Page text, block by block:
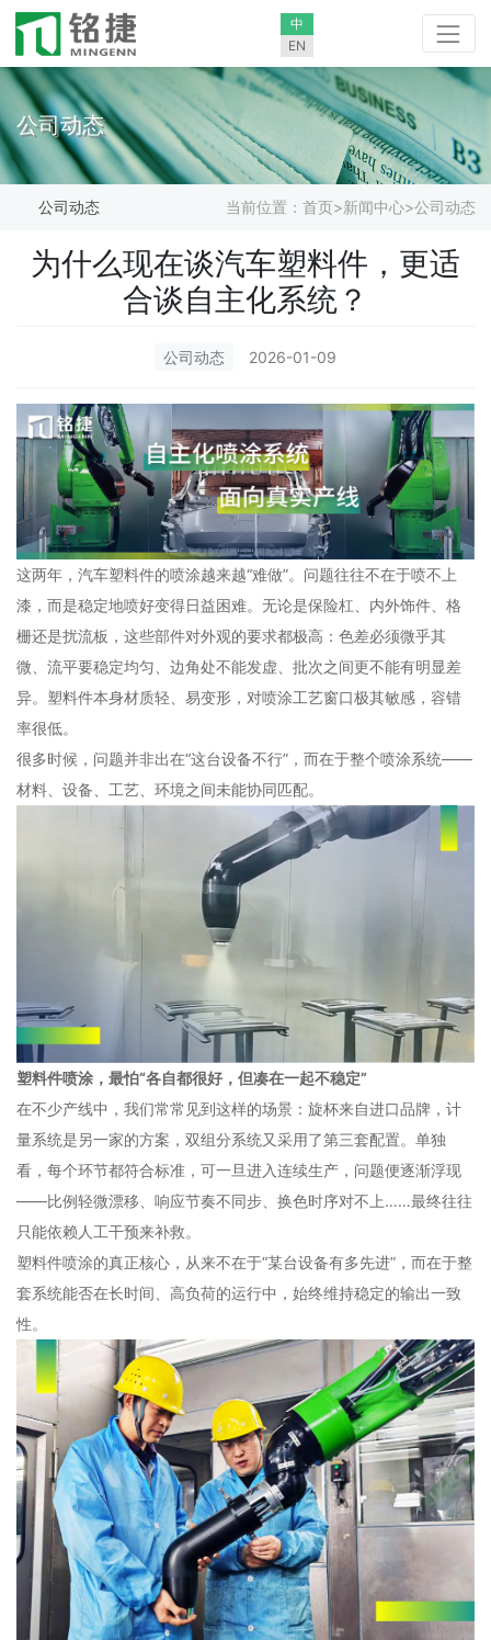
中
EN
公司动态
公司动态 当前位置： 首页>新闻中心>公司动态
为什么现在谈汽车塑料件，更适
合谈自主化系统？
公司动态 2026-01-09
这两年，汽车塑料件的喷涂越来越“难做”。问题往往不在于喷不上
漆，而是稳定地喷好变得日益困难。无论是保险杠、内外饰件、格
栅还是扰流板，这些部件对外观的要求都极高：色差必须微乎其
微、流平要稳定均匀、边角处不能发虚、批次之间更不能有明显差
异。塑料件本身材质轻、易变形，对喷涂工艺窗口极其敏感，容错
率很低。
很多时候，问题并非出在“这台设备不行”，而在于整个喷涂系统——
材料、设备、工艺、环境之间未能协同匹配。
塑料件喷涂，最怕“各自都很好，但凑在一起不稳定”
在不少产线中，我们常常见到这样的场景：旋杯来自进口品牌，计
量系统是另一家的方案，双组分系统又采用了第三套配置。单独
看，每个环节都符合标准，可一旦进入连续生产，问题便逐渐浮现
——比例轻微漂移、响应节奏不同步、换色时序对不上……最终往往
只能依赖人工干预来补救。
塑料件喷涂的真正核心，从来不在于“某台设备有多先进”，而在于整
套系统能否在长时间、高负荷的运行中，始终维持稳定的输出一致
性。